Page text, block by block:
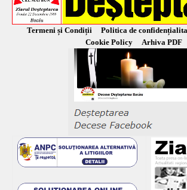
Termeni și Condiții Politica de
Cookie Policy
Arhiva PDF